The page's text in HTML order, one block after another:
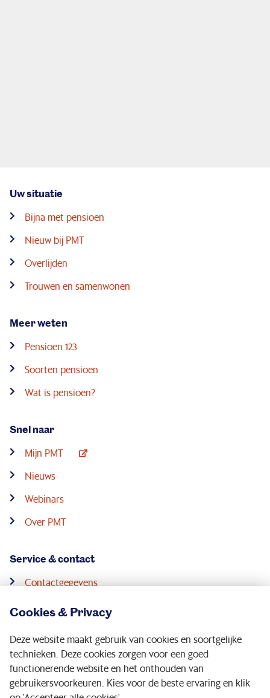
Cookies & Privacy
Deze website maakt gebruik van cookies en soortgelijke
technieken. Deze cookies zorgen voor een goed
functionerende website en het onthouden van
gebruikersvoorkeuren. Kies voor de beste ervaring en klik
Uw situatie
Bijna met pensioen
Nieuw bij PMT
Overlijden
Trouwen en samenwonen
Meer weten
Pensioen 123
Soorten pensioen
Wat is pensioen?
Snel naar
Mijn PMT
Nieuws
Webinars
Over PMT
Service & contact
Contactgegevens
Pensioenconsulenten
Digitale post
Volg ons op: